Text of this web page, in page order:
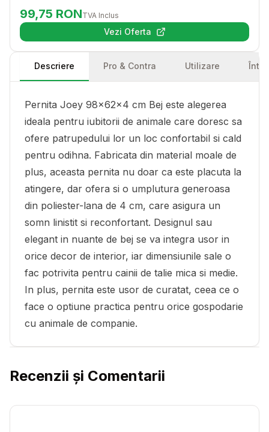
99,75 RONTVA Inclus
Vezi Oferta(se deschide într-o filă nouă)
Descriere Pro & Contra Utilizare
Pernita Joey 98x62x4 cm Bej este alegerea
ideala pentru iubitorii de animale care doresc sa
ofere patrupedului lor un loc confortabil si cald
pentru odihna. Fabricata din material moale de
plus, aceasta pernita nu doar ca este placuta la
atingere, dar ofera si o umplutura generoasa
din poliester-lana de 4 cm, care asigura un
somn linistit si reconfortant. Designul sau
elegant in nuante de bej se va integra usor in
orice decor de interior, iar dimensiunile sale o
fac potrivita pentru cainii de talie mica si medie.
In plus, pernita este usor de curatat, ceea ce o
face o optiune practica pentru orice gospodarie
cu animale de companie.
Recenzii și Comentarii